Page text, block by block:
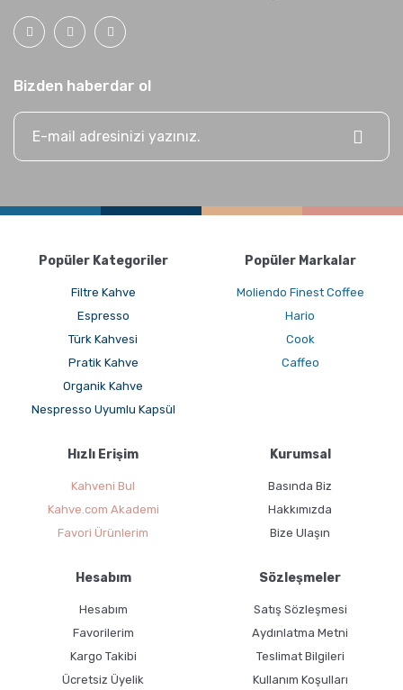
Bizden haberdar ol
Popüler Kategoriler
Filtre Kahve
Espresso
Türk Kahvesi
Pratik Kahve
Organik Kahve
Nespresso Uyumlu Kapsül
Popüler Markalar
Moliendo Finest Coffee
Hario
Cook
Caffeo
Hızlı Erişim
Kahveni Bul
Kahve.com Akademi
Favori Ürünlerim
Kurumsal
Basında Biz
Hakkımızda
Bize Ulaşın
Hesabım
Hesabım
Favorilerim
Kargo Takibi
Ücretsiz Üyelik
Sözleşmeler
Satış Sözleşmesi
Aydınlatma Metni
Teslimat Bilgileri
Kullanım Koşulları